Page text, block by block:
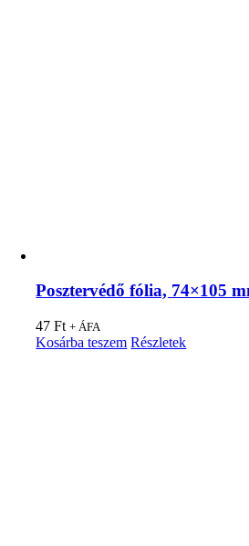
Posztervédő fólia, 74×105
47Ft + ÁFA
Kosárba teszem Részletek